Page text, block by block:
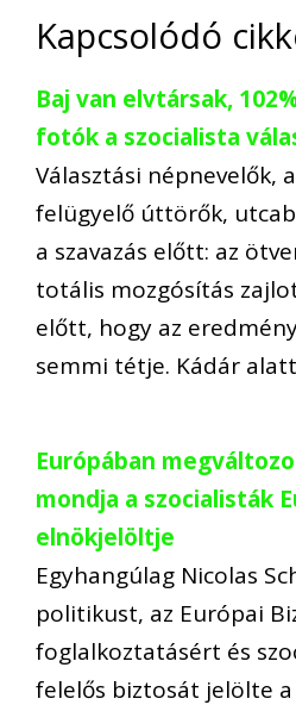
Kapcsolódó
Baj van elvtársak,
fotók a szocialista
Választási népnevelők,
felügyelő úttörők,
a szavazás előtt: az
totális mozgósítás
előtt, hogy az
semmi tétje. Kádár
Európában
mondja a szocialisták
elnökjelöltje
Egyhangúlag Nicolas
politikust, az Európai
foglalkoztatásért és
felelős biztosát jelölte